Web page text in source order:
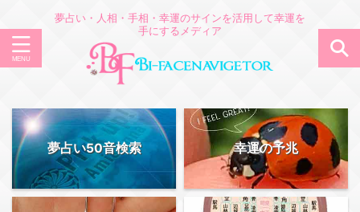
夢占い・人相・手相・幸運のサインを活用して幸運を
手にするメディア
夢占い50音検索 幸運の予兆